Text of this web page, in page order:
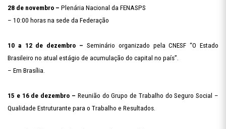
28 de novembro – Plenária Nacional da FENASPS
– 10:00 horas na sede da Federação
10 a 12 de dezembro – Seminário organizado pela CNESF “O Estado
Brasileiro no atual estágio de acumulação do capital no país”.
– Em Brasília.
15 e 16 de dezembro – Reunião do Grupo de Trabalho do Seguro Social –
Qualidade Estruturante para o Trabalho e Resultados.